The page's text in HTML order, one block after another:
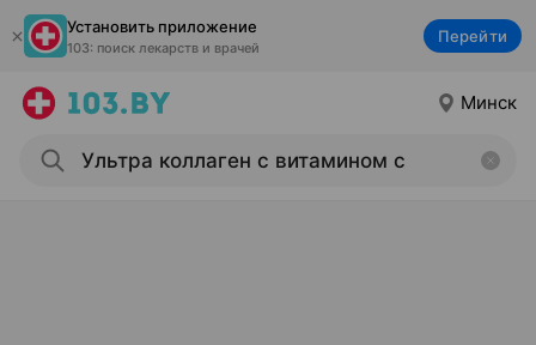
Установить приложение
103: поиск лекарств и врачей
Перейти
Минск